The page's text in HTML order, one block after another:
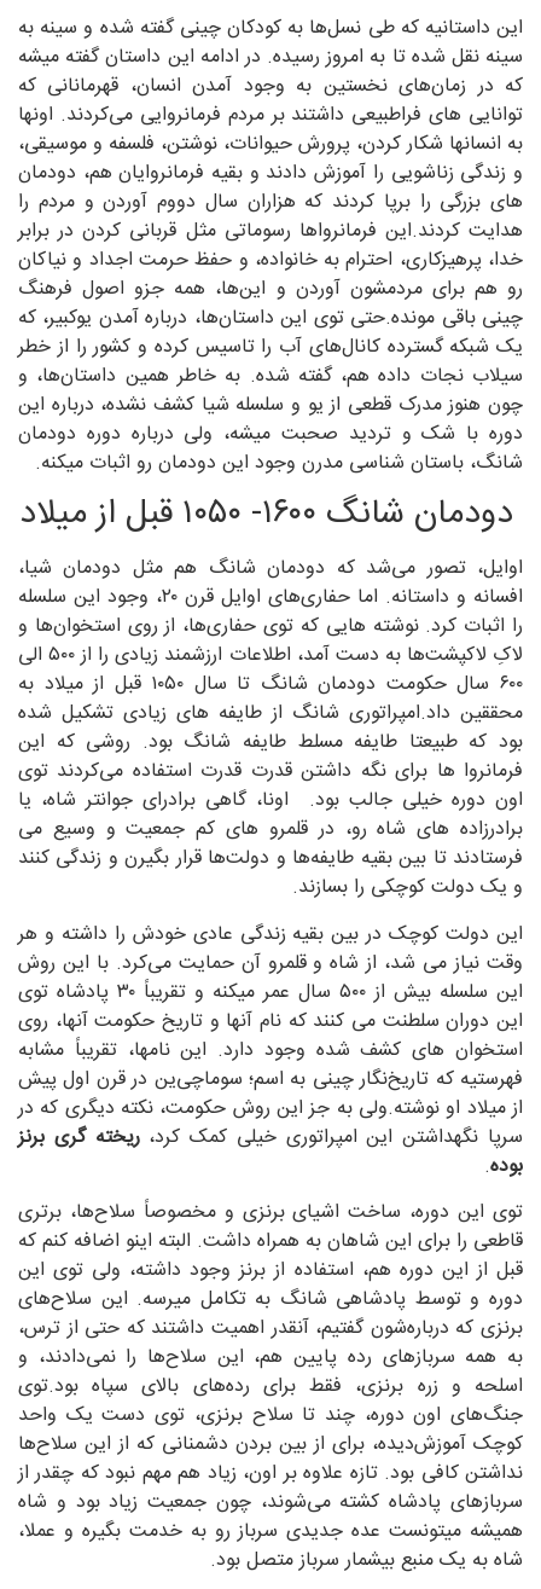
این داستانیه که طی نسل‌ها به کودکان چینی گفته شده و سینه به
سینه نقل شده تا به امروز رسیده. در ادامه این داستان گفته میشه
که در زمان‌های نخستین به وجود آمدن انسان، قهرمانانی که
توانایی های فراطبیعی داشتند بر مردم فرمانروایی می‌کردند. اونها
به انسانها شکار کردن، پرورش حیوانات، نوشتن، فلسفه و موسیقی،
و زندگی زناشویی را آموزش دادند و بقیه فرمانروایان هم، دودمان
های بزرگی را برپا کردند که هزاران سال دووم آوردن و مردم را
هدایت کردند.این فرمانرواها رسوماتی مثل قربانی کردن در برابر
خدا، پرهیزکاری، احترام به خانواده، و حفظ حرمت اجداد و نیاکان
رو هم برای مردمشون آوردن و این‌ها، همه جزو اصول فرهنگ
چینی باقی مونده.حتی توی این داستان‌ها، درباره آمدن یوکبیر، که
یک شبکه گسترده کانال‌های آب را تاسیس کرده و کشور را از خطر
سیلاب نجات داده هم، گفته شده. به خاطر همین داستان‌ها، و
چون هنوز مدرک قطعی از یو و سلسله شیا کشف نشده، درباره این
دوره با شک و تردید صحبت میشه، ولی درباره دوره دودمان
شانگ، باستان شناسی مدرن وجود این دودمان رو اثبات میکنه.
دودمان شانگ ۱۶۰۰- ۱۰۵۰ قبل از میلاد
اوایل، تصور می‌شد که دودمان شانگ هم مثل دودمان شیا،
افسانه و داستانه. اما حفاری‌های اوایل قرن ۲۰، وجود این سلسله
را اثبات کرد. نوشته هایی که توی حفاری‌ها، از روی استخوان‌ها و
لاک‌ِ لاکپشت‌ها به دست آمد، اطلاعات ارزشمند زیادی را از ۵۰۰ الی
۶۰۰ سال حکومت دودمان شانگ تا سال ۱۰۵۰ قبل از میلاد به
محققین داد.امپراتوری شانگ از طایفه های زیادی تشکیل شده
بود که طبیعتا طایفه مسلط طایفه شانگ بود. روشی که این
فرمانروا ها برای نگه داشتن قدرت قدرت استفاده می‌کردند توی
اون دوره خیلی جالب بود. اونا، گاهی برادرای جوانتر شاه، یا
برادرزاده های شاه رو، در قلمرو های کم جمعیت و وسیع می
فرستادند تا بین بقیه طایفه‌ها و دولت‌ها قرار بگیرن و زندگی کنند
و یک دولت کوچکی را بسازند.
این دولت کوچک در بین بقیه زندگی عادی خودش را داشته و هر
وقت نیاز می شد، از شاه و قلمرو آن حمایت می‌کرد. با این روش
این سلسله بیش از ۵۰۰ سال عمر میکنه و تقریباً ۳۰ پادشاه توی
این دوران سلطنت می کنند که نام آنها و تاریخ حکومت آنها، روی
استخوان های کشف شده وجود دارد. این نامها، تقریباً مشابه
فهرستیه که تاریخ‌نگار چینی به اسم؛ سوماچی‌ین در قرن اول پیش
از میلاد او نوشته.ولی به جز این روش حکومت، نکته دیگری که در
سرپا نگهداشتن این امپراتوری خیلی کمک کرد، ریخته گری برنز
بوده.
توی این دوره، ساخت اشیای برنزی و مخصوصاً سلاح‌ها، برتری
قاطعی را برای این شاهان به همراه داشت. البته اینو اضافه کنم که
قبل از این دوره هم، استفاده از برنز وجود داشته، ولی توی این
دوره و توسط پادشاهی شانگ به تکامل میرسه. این سلاح‌های
برنزی که درباره‌شون گفتیم، آنقدر اهمیت داشتند که حتی از ترس،
به همه سرباز‌های رده پایین هم، این سلاح‌ها را نمی‌دادند، و
اسلحه و زره برنزی، فقط برای رده‌های بالای سپاه بود.توی
جنگ‌های اون دوره، چند تا سلاح برنزی، توی دست یک واحد
کوچک آموزش‌دیده، برای از بین بردن دشمنانی که از این سلاح‌ها
نداشتن کافی بود. تازه علاوه بر اون، زیاد هم مهم نبود که چقدر از
سربازهای پادشاه کشته می‌شوند، چون جمعیت زیاد بود و شاه
همیشه میتونست عده جدیدی سرباز رو به خدمت بگیره و عملا،
شاه به یک منبع بیشمار سرباز متصل بود.